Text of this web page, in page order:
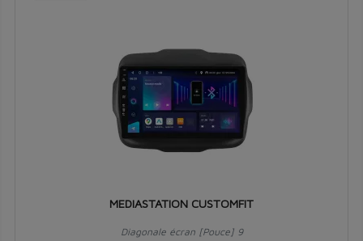
MEDIASTATION CUSTOMFIT
Diagonale écran [Pouce] 9